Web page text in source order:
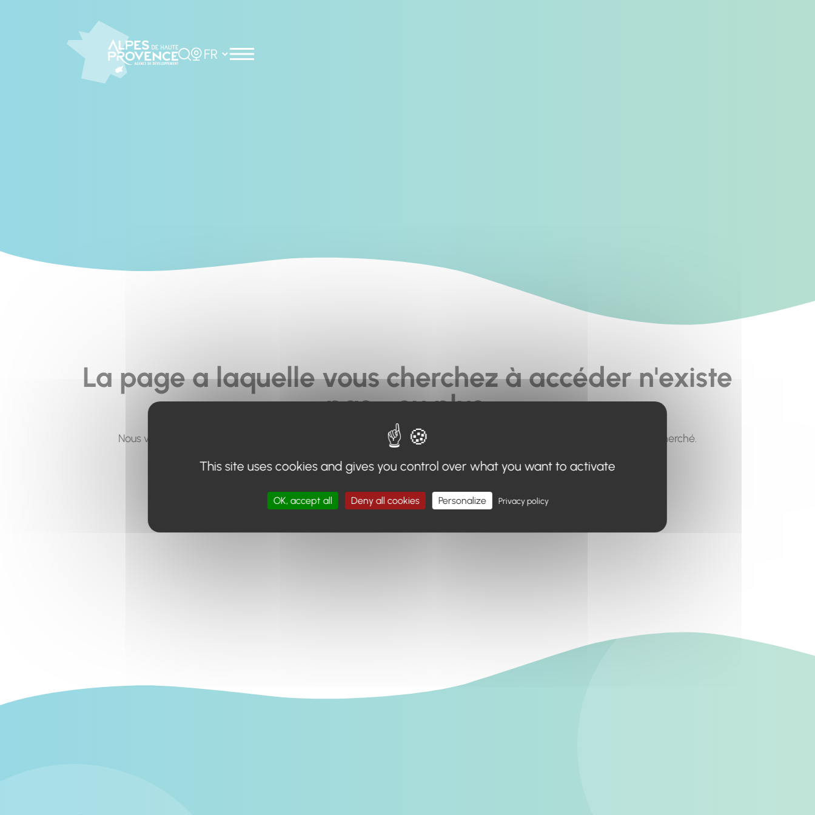
Rechercher
Choisir la langue
La page a laquelle vous cherchez à accéder n'existe
pas... ou plus.
Nous vous invitons à utiliser le moteur de recherche en haut de page, ou à utiliser le menu pour trouver le contenu recherché.
Retour à l'accueil
This site uses cookies and gives you control over what you want to activate
OK, accept all Deny all cookies Personalize Privacy policy